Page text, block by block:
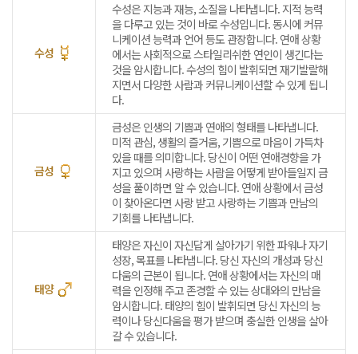
수성
수성은 지능과 재능, 소질을 나타냅니다. 지적 능력
을 다루고 있는 것이 바로 수성입니다. 동시에 커뮤
니케이션 능력과 언어 등도 관장합니다. 연애 상황
에서는 사회적으로 스타일리쉬한 연인이 생긴다는
것을 암시합니다. 수성의 힘이 발휘되면 재기발랄해
지면서 다양한 사람과 커뮤니케이션할 수 있게 됩니
다.
금성
금성은 인생의 기쁨과 연애의 형태를 나타냅니다.
미적 관심, 생활의 즐거움, 기쁨으로 마음이 가득차
있을 때를 의미합니다. 당신이 어떤 연애경향을 가
지고 있으며 사랑하는 사람을 어떻게 받아들일지 금
성을 풀이하면 알 수 있습니다. 연애 상황에서 금성
이 찾아온다면 사랑 받고 사랑하는 기쁨과 만남의
기회를 나타냅니다.
태양
태양은 자신이 자신답게 살아가기 위한 파워나 자기
성장, 목표를 나타냅니다. 당신 자신의 개성과 당신
다움의 근본이 됩니다. 연애 상황에서는 자신의 매
력을 인정해 주고 존경할 수 있는 상대와의 만남을
암시합니다. 태양의 힘이 발휘되면 당신 자신의 능
력이나 당신다움을 평가 받으며 충실한 인생을 살아
갈 수 있습니다.